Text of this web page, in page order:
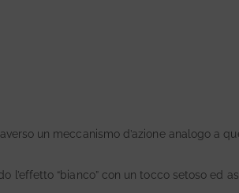
un meccanismo d’azione analogo a
“bianco” con un tocco setoso ed